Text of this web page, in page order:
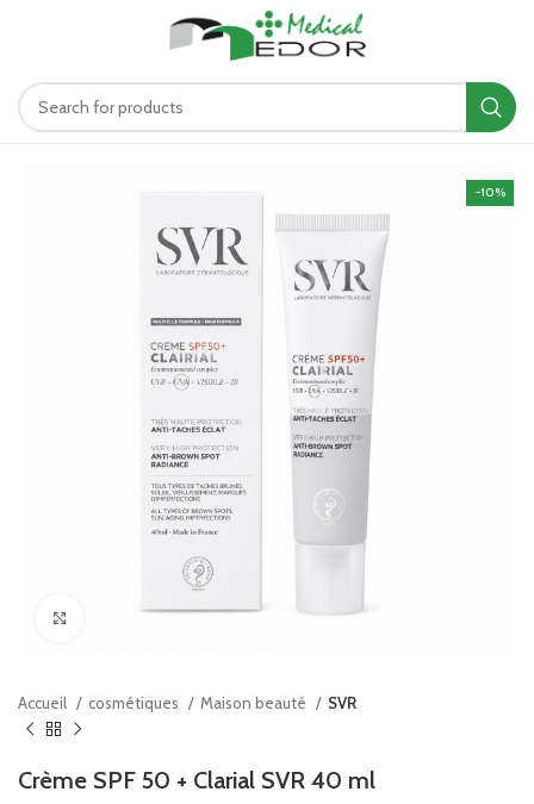
-10%
Click to enlarge
Accueil cosmétiques Maison beauté SVR
Crème SPF 50 + Clarial SVR 40 ml